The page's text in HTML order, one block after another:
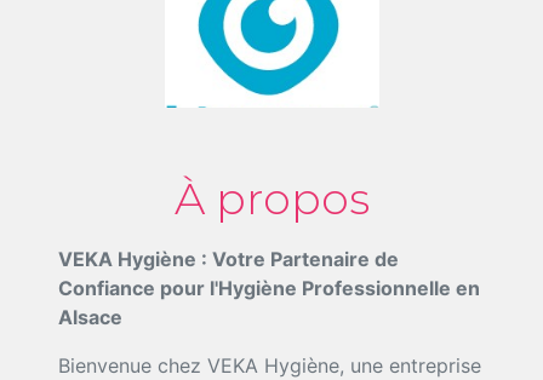
À propos
VEKA Hygiène : Votre Partenaire de
Confiance pour l'Hygiène Professionnelle en
Alsace
Bienvenue chez VEKA Hygiène, une entreprise